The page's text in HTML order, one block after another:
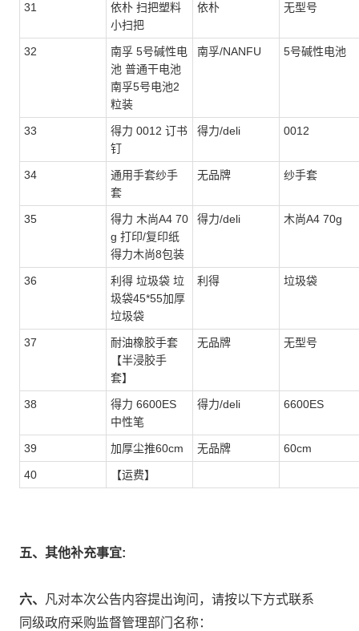
31
依朴 扫把塑料
小扫把
依朴 无型号
32
南孚 5号碱性电
池 普通干电池
南孚5号电池2
粒装
南孚/NANFU 5号碱性电池
33
得力 0012 订书
钉
得力/deli 0012
34
通用手套纱手
套
无品牌 纱手套
35
得力 木尚A4 70
g 打印/复印纸
得力木尚8包装
得力/deli 木尚A4 70g
36
利得 垃圾袋 垃
圾袋45*55加厚
垃圾袋
利得 垃圾袋
37
耐油橡胶手套
【半浸胶手
套】
无品牌 无型号
38
得力 6600ES
中性笔
得力/deli 6600ES
39 加厚尘推60cm 无品牌 60cm
40 【运费】
五、其他补充事宜:
六、
凡对本次公告内容提出询问，请按以下方式联系
同级政府采购监督管理部门名称：